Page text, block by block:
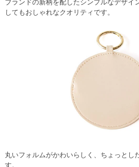
ブランドの新柄を配したシンプルなデザイ
してもおしゃれなクオリティです。
丸いフォルムがかわいらしく、ちょっとし
す。